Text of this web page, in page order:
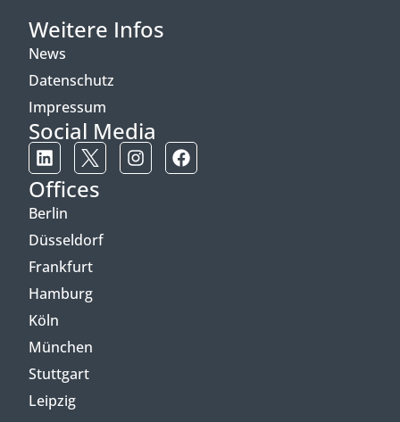
Weitere Infos
News
Datenschutz
Impressum
Social Media
Offices
Berlin
Düsseldorf
Frankfurt
Hamburg
Köln
München
Stuttgart
Leipzig